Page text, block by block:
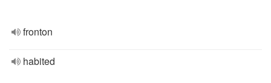
fronton
habited